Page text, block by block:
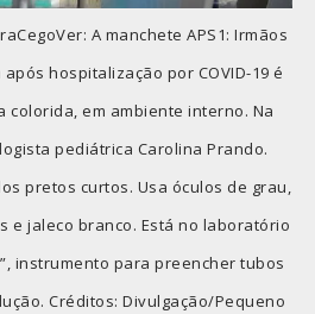
A manchete APS1: Irmãos
hospitalização por COVID-19 é
em ambiente interno. Na
pediátrica Carolina Prando.
pretos curtos. Usa óculos de grau,
e jaleco branco. Está no laboratório
instrumento para preencher tubos
Créditos: Divulgação/Pequeno